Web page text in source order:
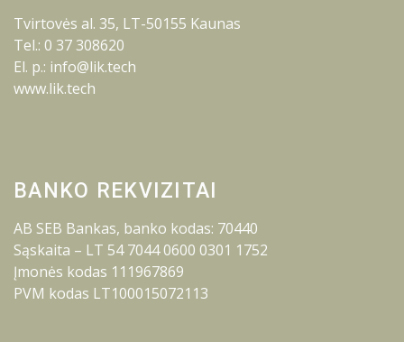
Tvirtovės al. 35, LT-50155 Kaunas
Tel.: 0 37 308620
El. p.: info@lik.tech
www.lik.tech
BANKO REKVIZITAI
AB SEB Bankas, banko kodas: 70440
Sąskaita – LT 54 7044 0600 0301 1752
Įmonės kodas 111967869
PVM kodas LT100015072113